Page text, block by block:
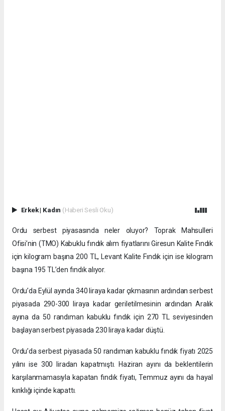
Erkek| Kadın (Haberi Sesli Oku)
Ordu serbest piyasasında neler oluyor? Toprak Mahsulleri
Ofisi’nin (TMO) Kabuklu fındık alım fiyatlarını Giresun Kalite Fındık
için kilogram başına 200 TL, Levant Kalite Fındık için ise kilogram
başına 195 TL’den fındık alıyor.
Ordu’da Eylül ayında 340 liraya kadar çıkmasının ardından serbest
piyasada 290-300 liraya kadar geriletilmesinin ardından Aralık
ayına da 50 randıman kabuklu fındık için 270 TL seviyesinden
başlayan serbest piyasada 230 liraya kadar düştü.
Ordu’da serbest piyasada 50 randıman kabuklu fındık fiyatı 2025
yılını ise 300 liradan kapatmıştı. Haziran ayını da beklentilerin
karşılanmamasıyla kapatan fındık fiyatı, Temmuz ayını da hayal
kırıklığı içinde kapattı.